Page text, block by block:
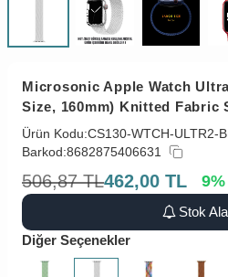
Microsonic Apple Watch
Size, 160mm) Knitted Fabric
Ürün Kodu:CS130-WTCH-ULTR2-
Barkod:8682875406631
506,87 TL462,00 TL 9%
Stok
Diğer Seçenekler